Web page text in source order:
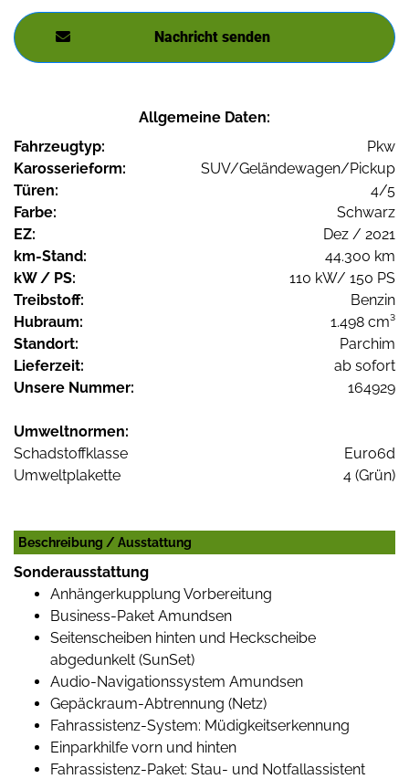
Nachricht senden
Allgemeine Daten:
Fahrzeugtyp:
Pkw
Karosserieform:
SUV/Geländewagen/Pickup
Türen:
4/5
Farbe:
Schwarz
EZ:
Dez / 2021
km-Stand:
44.300 km
kW / PS:
110 kW/ 150 PS
Treibstoff:
Benzin
Hubraum:
1.498 cm³
Standort:
Parchim
Lieferzeit:
ab sofort
Unsere Nummer:
164929
Umweltnormen:
Schadstoffklasse
Euro6d
Umweltplakette
4 (Grün)
Beschreibung / Ausstattung
Sonderausstattung
Anhängerkupplung Vorbereitung
Business-Paket Amundsen
Seitenscheiben hinten und Heckscheibe
abgedunkelt (SunSet)
Audio-Navigationssystem Amundsen
Gepäckraum-Abtrennung (Netz)
Fahrassistenz-System: Müdigkeitserkennung
Einparkhilfe vorn und hinten
Fahrassistenz-Paket: Stau- und Notfallassistent